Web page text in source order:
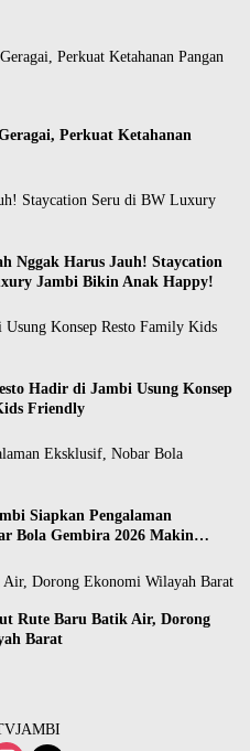
Perkuat Ketahanan
Nggak Harus Jauh! Staycation
Jambi Bikin Anak Happy!
Hadir di Jambi Usung Konsep
Friendly
Siapkan Pengalaman
Bola Gembira 2026 Makin
Rute Baru Batik Air, Dorong
Barat